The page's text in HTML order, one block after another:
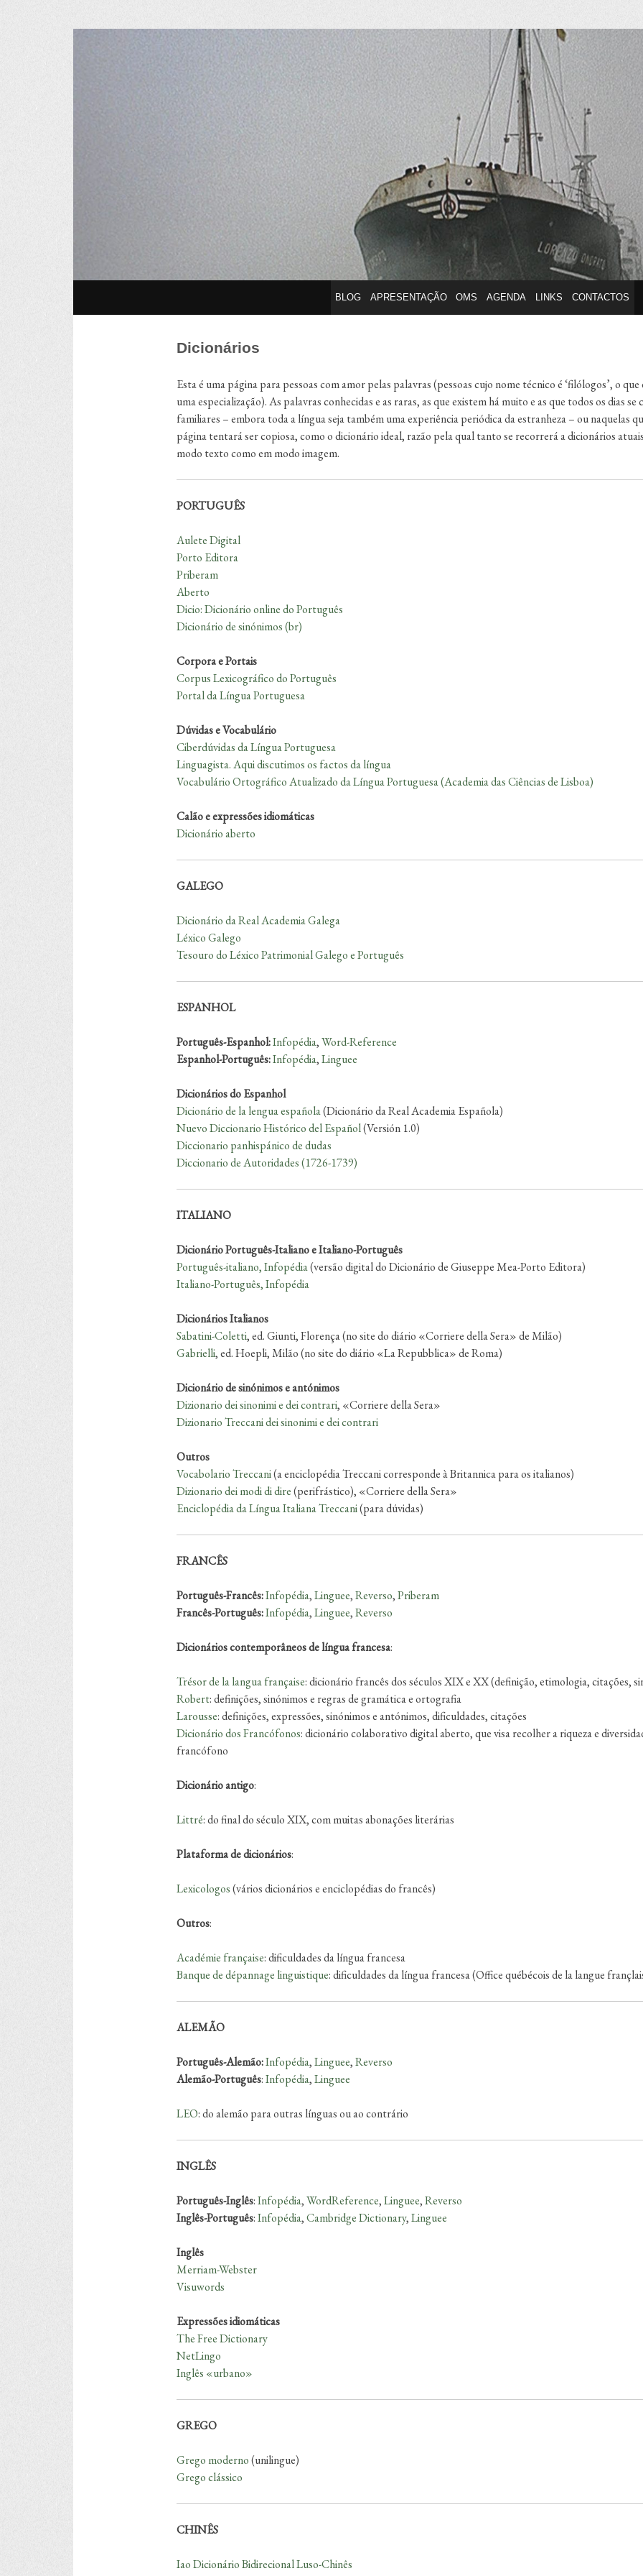
Osvaldo Manuel
BLOG APRESENTAÇÃO OMS AGENDA LINKS CONTACTOS
Dicionários
Esta é uma página para pessoas com amor pelas palavras (pessoas cujo nome técnico é ‘filólogos’, o
uma especialização). As palavras conhecidas e as raras, as que existem há muito e as que todos os dias
familiares – embora toda a língua seja também uma experiência periódica da estranheza – ou naquelas
página tentará ser copiosa, como o dicionário ideal, razão pela qual tanto se recorrerá a dicionários
modo texto como em modo imagem.
PORTUGUÊS
Aulete Digital
Porto Editora
Priberam
Aberto
Dicio: Dicionário online do Português
Dicionário de sinónimos (br)
Corpora e Portais
Corpus Lexicográfico do Português
Portal da Língua Portuguesa
Dúvidas e Vocabulário
Ciberdúvidas da Língua Portuguesa
Linguagista. Aqui discutimos os factos da língua
Vocabulário Ortográfico Atualizado da Língua Portuguesa (Academia das Ciências de Lisboa)
Calão e expressões idiomáticas
Dicionário aberto
GALEGO
Dicionário da Real Academia Galega
Léxico Galego
Tesouro do Léxico Patrimonial Galego e Português
ESPANHOL
Português-Espanhol:Infopédia,Word-Reference
Espanhol-Português:Infopédia,Linguee
Dicionários do Espanhol
Dicionário de la lengua española(Dicionário da Real Academia Española)
Nuevo Diccionario Histórico del Español(Versión 1.0)
Diccionario panhispánico de dudas
Diccionario de Autoridades (1726-1739)
ITALIANO
Dicionário Português-Italiano e Italiano-Português
Português-italiano, Infopédia(versão digital do Dicionário de Giuseppe Mea-Porto Editora)
Italiano-Português, Infopédia
Dicionários Italianos
Sabatini-Coletti, ed. Giunti, Florença (no site do diário «Corriere della Sera» de Milão)
Gabrielli, ed. Hoepli, Milão (no site do diário «La Repubblica» de Roma)
Dicionário de sinónimos e antónimos
Dizionario dei sinonimi e dei contrari, «Corriere della Sera»
Dizionario Treccani dei sinonimi e dei contrari
Outros
Vocabolario Treccani(a enciclopédia Treccani corresponde à Britannica para os italianos)
Dizionario dei modi di dire(perifrástico), «Corriere della Sera»
Enciclopédia da Língua Italiana Treccani(para dúvidas)
FRANCÊS
Português-Francês:Infopédia,Linguee,Reverso,Priberam
Francês-Português:Infopédia,Linguee,Reverso
Dicionários contemporâneos de língua francesa:
Trésor de la langua française: dicionário francês dos séculos XIX e XX (definição, etimologia, citações,
Robert: definições, sinónimos e regras de gramática e ortografia
Larousse: definições, expressões, sinónimos e antónimos, dificuldades, citações
Dicionário dos Francófonos: dicionário colaborativo digital aberto, que visa recolher a riqueza e
francófono
Dicionário antigo:
Littré: do final do século XIX, com muitas abonações literárias
Plataforma de dicionários:
Lexicologos(vários dicionários e enciclopédias do francês)
Outros:
Académie française: dificuldades da língua francesa
Banque de dépannage linguistique: dificuldades da língua francesa (Office québécois de la langue
ALEMÃO
Português-Alemão:Infopédia,Linguee,Reverso
Alemão-Português:Infopédia,Linguee
LEO: do alemão para outras línguas ou ao contrário
INGLÊS
Português-Inglês:Infopédia,WordReference,Linguee,Reverso
Inglês-Português:Infopédia,Cambridge Dictionary,Linguee
Inglês
Merriam-Webster
Visuwords
Expressões idiomáticas
The Free Dictionary
NetLingo
Inglês «urbano»
GREGO
Grego moderno(unilingue)
Grego clássico
CHINÊS
Iao Dicionário Bidirecional Luso-Chinês